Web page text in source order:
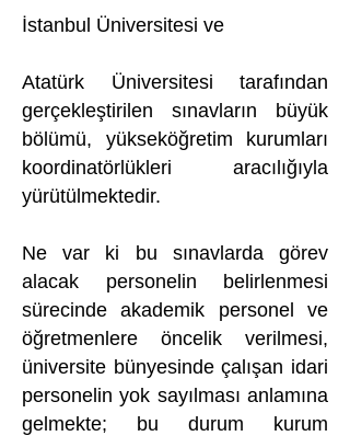
İstanbul Üniversitesi ve
Atatürk Üniversitesi tarafından
gerçekleştirilen sınavların büyük
bölümü, yükseköğretim kurumları
koordinatörlükleri aracılığıyla
yürütülmektedir.
Ne var ki bu sınavlarda görev
alacak personelin belirlenmesi
sürecinde akademik personel ve
öğretmenlere öncelik verilmesi,
üniversite bünyesinde çalışan idari
personelin yok sayılması anlamına
gelmekte; bu durum kurum